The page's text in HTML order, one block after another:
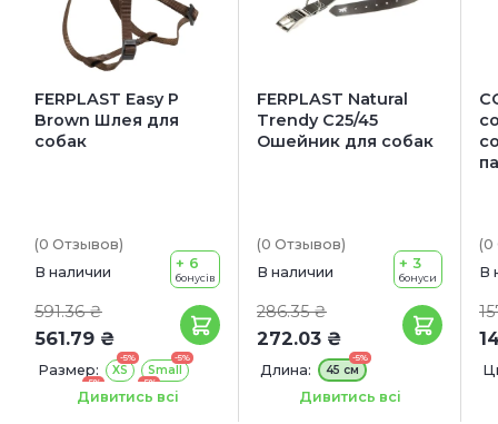
FERPLAST Easy P
Brown Шлея для
собак
(0 Отзывов)
В наличии
591.36 ₴
561.79 ₴
+ 6
бонусів
Размер:
-5%
XS
-5%
Small
-5%
Medium
-5%
Large
-5%
Дивитись всі
FERPLAST Natural
Trendy C25/45
Ошейник для собак
(0 Отзывов)
В наличии
286.35 ₴
272.03 ₴
+ 3
бонуси
Длина:
-5%
45 см
Ширина: 25 мм
Дивитись всі
(0
В